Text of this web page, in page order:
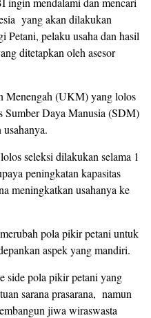
yang akan dilakukan
Petani, pelaku usaha dan hasil
ditetapkan oleh asesor
Menengah (UKM) yang lolos
Sumber Daya Manusia (SDM)
seleksi dilakukan selama 1
peningkatan kapasitas
meningkatkan usahanya ke
pola pikir petani untuk
aspek yang mandiri.
side pola pikir petani yang
sarana prasarana, namun
jiwa wiraswasta